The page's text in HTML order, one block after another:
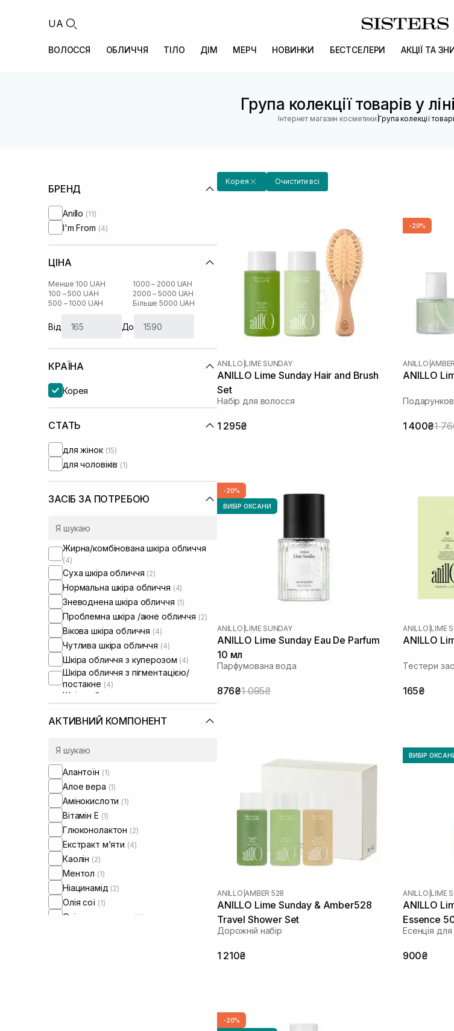
UA
ВОЛОССЯ ОБЛИЧЧЯ ТІЛО ДІМ МЕРЧ НОВИНКИ БЕСТСЕЛЕРИ АКЦІЇ ТА
Група колекції товарів у
Інтернет магазин косметики |Група колекції
БРЕНД
Anillo (11)
I'm From (4)
ЦІНА
Менше 100 UAH
100 – 500 UAH
500 – 1000 UAH
1000 – 2000 UAH
2000 – 5000 UAH
Більше 5000 UAH
Від До
КРАЇНА
Корея
СТАТЬ
для жінок (15)
для чоловіків (1)
ЗАСІБ ЗА ПОТРЕБОЮ
Жирна/комбінована шкіра обличчя
(4)
Суха шкіра обличчя (2)
Нормальна шкіра обличчя (4)
Зневоднена шкіра обличчя (1)
Проблемна шкіра /акне обличчя (2)
Вікова шкіра обличчя (4)
Чутлива шкіра обличчя (4)
Шкіра обличчя з куперозом (4)
Шкіра обличчя з пігментацією/
постакне (4)
Шкіра обличчя з розширеними
порами
Шкіра обличчя з порушеним
мікробіомом
Від випадіння та для стимуляції
росту волосся(2)
Сухе волосся
Пошкоджене волосся
Тонке волосся (6)
Ламке волосся
Для обʼєму волосся
АКТИВНИЙ КОМПОНЕНТ
Алантоїн (1)
Алое вера (1)
Амінокислоти (1)
Вітамін Е (1)
Глюконолактон (2)
Екстракт м’яти (4)
Каолін (2)
Ментол (1)
Ніацинамід (2)
Олія сої (1)
Олія цитрусових (4)
Корея Очистити всі
ANILLO LIME SUNDAY
ANILLO Lime Sunday Hair and Brush
Set
Набір для волосся
1 295₴
-20%
ANILLO
ANILLO
1 400₴1
-20%
ВИБІР ОКСАНИ
ANILLO LIME SUNDAY
ANILLO Lime Sunday Eau De Parfum
10 мл
Парфумована вода
876₴1 095₴
ANILLO LIME
ANILLO
Тестери
165₴
ANILLO AMBER 528
ANILLO Lime Sunday & Amber528
Travel Shower Set
Дорожній набір
1 210₴
ВИБІР
ANILLO LIME
ANILLO
Essence
Есенція
900₴
-20%